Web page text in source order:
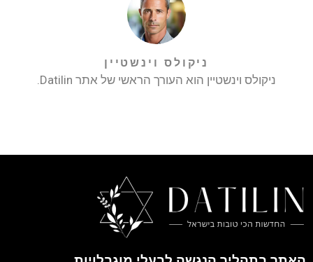
ניקולס וינשטיין
ניקולס וינשטיין הוא העורך הראשי של אתר Datilin.